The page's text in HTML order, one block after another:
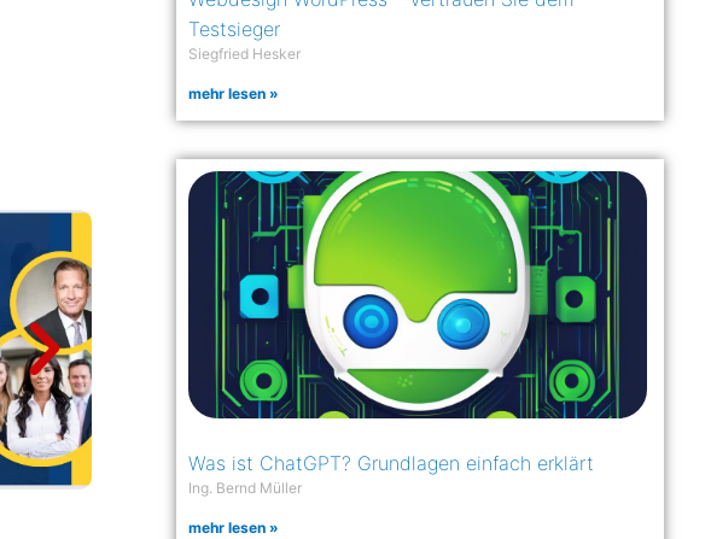
Testsieger
Siegfried Hesker
mehr lesen »
Was ist ChatGPT? Grundlagen einfach erklärt
Ing. Bernd Müller
mehr lesen »